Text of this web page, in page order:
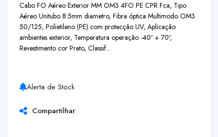
Cabo FO Aéreo Exterior MM OM3 4FO PE CPR Fca, Tipo
Aéreo Unitubo 8.5mm diametro, Fibra óptica Multimodo OM3
50/125, Polietileno (PE) com protecção UV, Aplicação
ambientes exterior, Temperatura operação -40º + 70º,
Revestimento cor Preto, Classif...
Alerta de Stock
Compartilhar